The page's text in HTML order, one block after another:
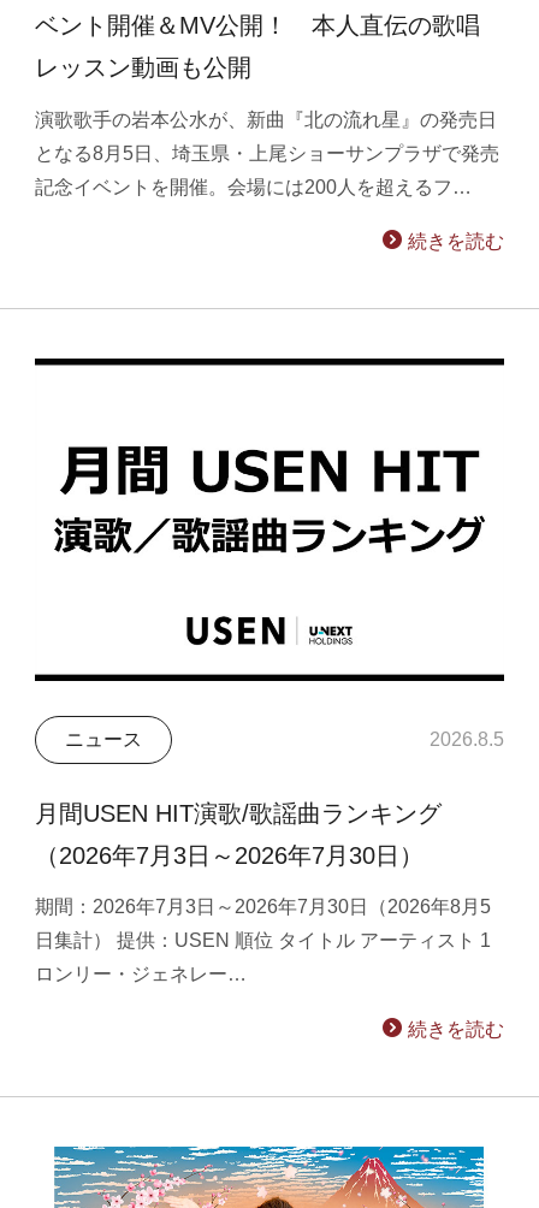
ベント開催＆MV公開！ 本人直伝の歌唱
レッスン動画も公開
演歌歌手の岩本公水が、新曲『北の流れ星』の発売日
となる8月5日、埼玉県・上尾ショーサンプラザで発売
記念イベントを開催。会場には200人を超えるフ…
続きを読む
ニュース 2026.8.5
月間USEN HIT演歌/歌謡曲ランキング
（2026年7月3日～2026年7月30日）
期間：2026年7月3日～2026年7月30日（2026年8月5
日集計） 提供：USEN 順位 タイトル アーティスト 1
ロンリー・ジェネレー…
続きを読む